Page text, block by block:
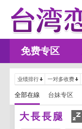
免费专区
业绩排行 一对多收费
全部在線 台妹专区
大長長腿